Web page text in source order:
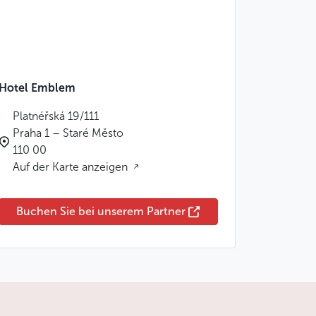
Emblem
Platnéřská 19/111
Praha 1 – Staré Město
110 00
Auf der Karte anzeigen
Buchen Sie bei unserem Partner